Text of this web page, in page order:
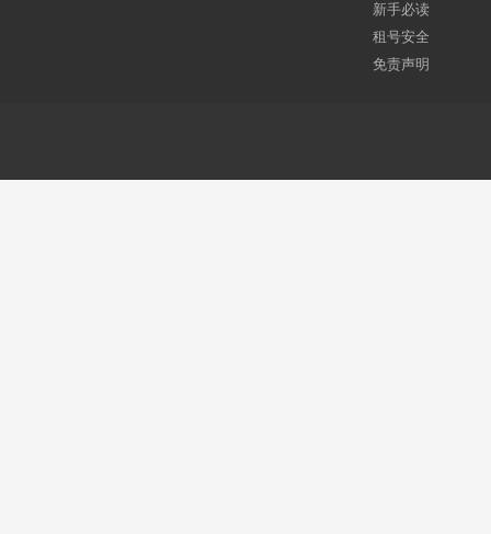
新手必读
租号安全
免责声明